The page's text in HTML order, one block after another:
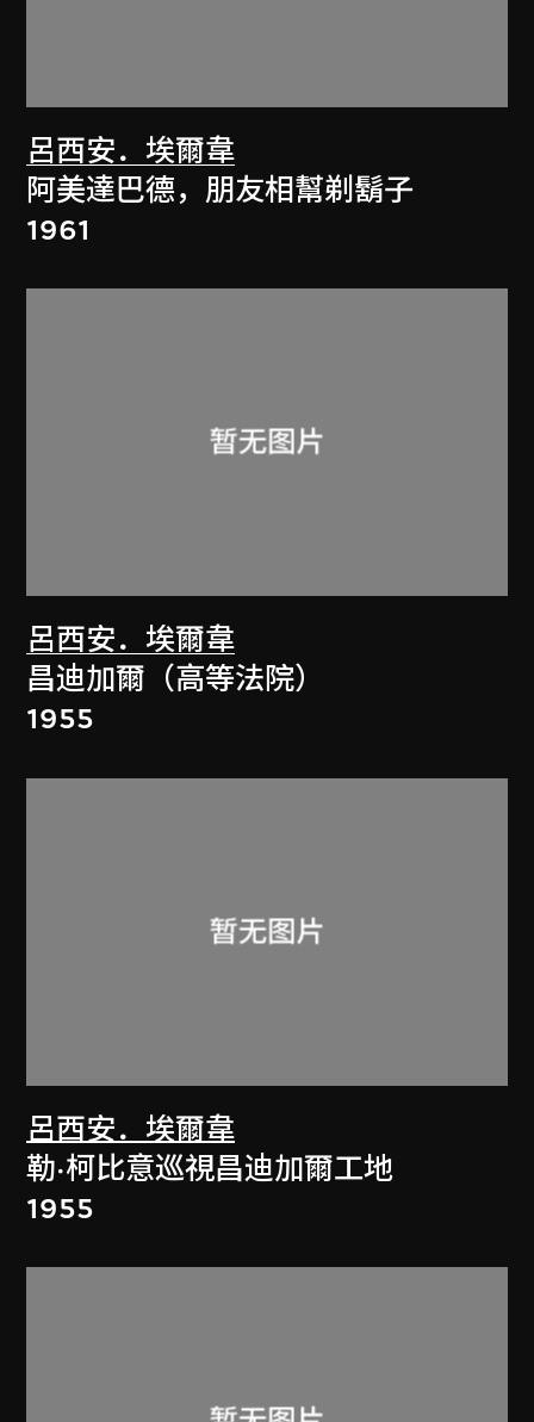
呂西安．埃爾韋
阿美達巴德，朋友相幫剃鬍子
1961
呂西安．埃爾韋
昌迪加爾（高等法院）
1955
呂西安．埃爾韋
勒·柯比意巡視昌迪加爾工地
1955